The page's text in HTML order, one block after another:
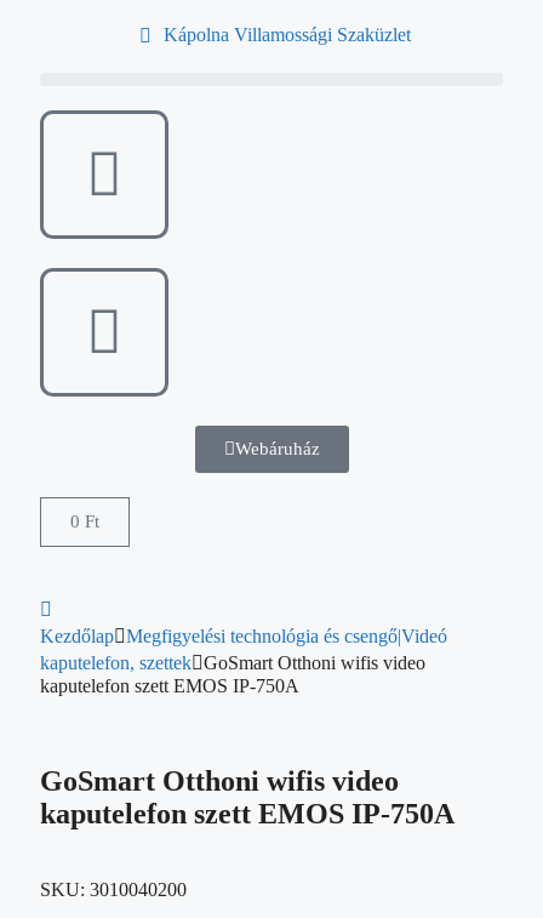
Kápolna Villamossági Szaküzlet
Webáruház
0 Ft
Kezdőlap Megfigyelési technológia és csengő|Videó
kaputelefon, szettek GoSmart Otthoni wifis video
kaputelefon szett EMOS IP-750A
GoSmart Otthoni wifis video
kaputelefon szett EMOS IP-750A
SKU: 3010040200